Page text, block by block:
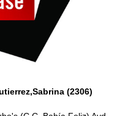
(2306)